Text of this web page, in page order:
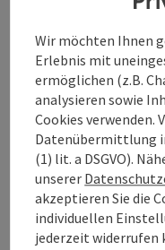
Beitrag merken
Die Tennisanlage
sogenannten
Ortszentrum
Wir möchten Ihnen
Erlebnis mit
ermöglichen (z.B.
analysieren sowie
Cookies verwenden.
Datenübermittlung
(1) lit. a DSGVO).
unserer
akzeptieren Sie die
individuellen
jederzeit widerrufen